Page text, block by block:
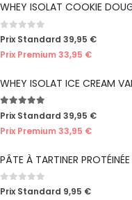
0 out of 5
Prix Standard 39,95 €
Prix Premium33,95 €
5.00 out of 5
Prix Standard 39,95 €
Prix Premium33,95 €
0 out of 5
Prix Standard 9,95 €